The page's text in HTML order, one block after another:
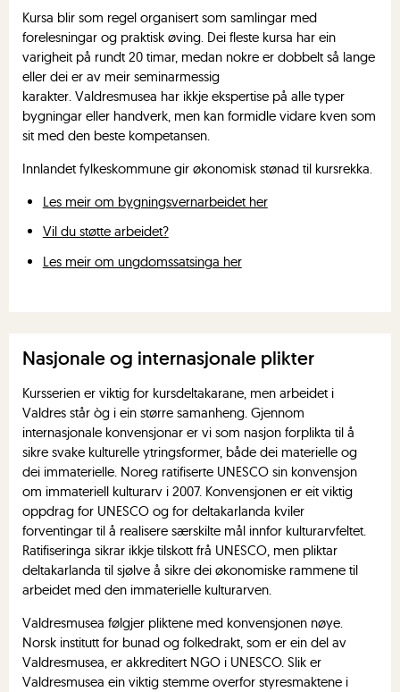
Kursa blir som regel organisert som samlingar med
forelesningar og praktisk øving. Dei fleste kursa har ein
varigheit på rundt 20 timar, medan nokre er dobbelt så lange
eller dei er av meir seminarmessig
karakter. Valdresmusea har ikkje ekspertise på alle typer
bygningar eller handverk, men kan formidle vidare kven som
sit med den beste kompetansen.
Innlandet fylkeskommune gir økonomisk stønad til kursrekka.
Les meir om bygningsvernarbeidet her
Vil du støtte arbeidet?
Les meir om ungdomssatsinga her
Nasjonale og internasjonale plikter
Kursserien er viktig for kursdeltakarane, men arbeidet i
Valdres står òg i ein større samanheng. Gjennom
internasjonale konvensjonar er vi som nasjon forplikta til å
sikre svake kulturelle ytringsformer, både dei materielle og
dei immaterielle. Noreg ratifiserte UNESCO sin konvensjon
om immateriell kulturarv i 2007. Konvensjonen er eit viktig
oppdrag for UNESCO og for deltakarlanda kviler
forventingar til å realisere særskilte mål innfor kulturarvfeltet.
Ratifiseringa sikrar ikkje tilskott frå UNESCO, men pliktar
deltakarlanda til sjølve å sikre dei økonomiske rammene til
arbeidet med den immaterielle kulturarven.
Valdresmusea følgjer pliktene med konvensjonen nøye.
Norsk institutt for bunad og folkedrakt, som er ein del av
Valdresmusea, er akkreditert NGO i UNESCO. Slik er
Valdresmusea ein viktig stemme overfor styresmaktene i